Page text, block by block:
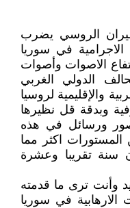
الروسي يضرب
الاجرامية في سوريا
الاصوات وأصوات
الدولي الغربي
والإقليمية لروسيا
وبدقة قل نظيرها
ورسائل في هذه
المستورات اكثر مما
غضون سنة تقريبا وعشرة
وأنت ترى ما قدمته
الارهابية في سوريا